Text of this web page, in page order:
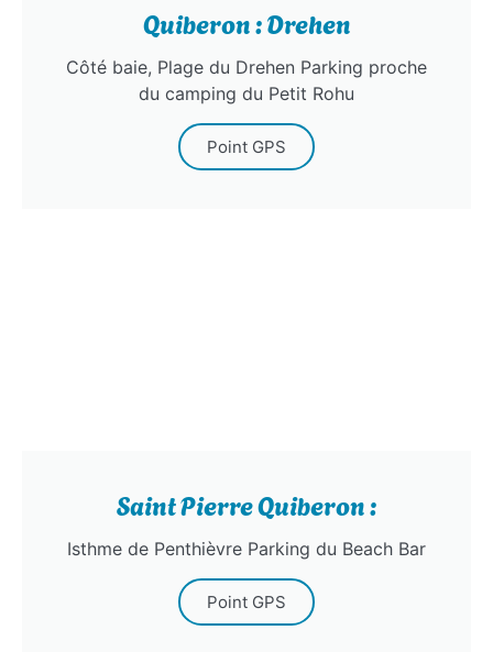
Quiberon : Drehen
Côté baie, Plage du Drehen Parking proche
du camping du Petit Rohu
Point GPS
Saint Pierre Quiberon :
Isthme de Penthièvre Parking du Beach Bar
Point GPS